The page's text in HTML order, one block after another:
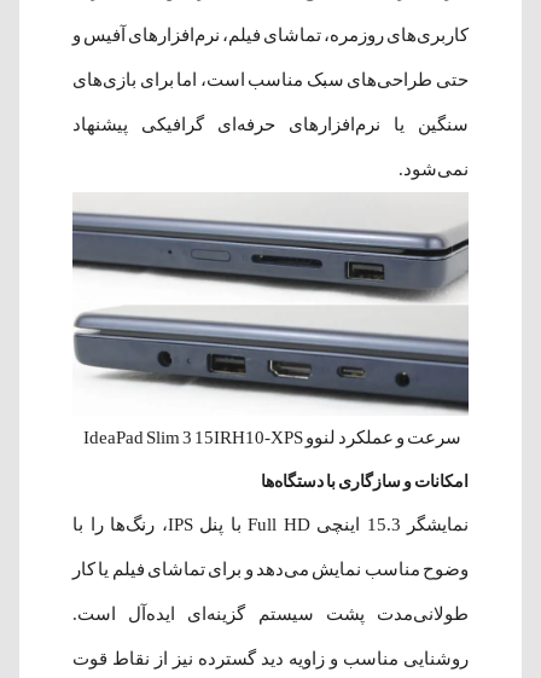
کاربری‌های روزمره، تماشای فیلم، نرم‌افزارهای آفیس و
حتی طراحی‌های سبک مناسب است، اما برای بازی‌های
سنگین یا نرم‌افزارهای حرفه‌ای گرافیکی پیشنهاد
نمی‌شود.
سرعت و عملکرد لنوو IdeaPad Slim 3 15IRH10-XPS
امکانات و سازگاری با دستگاه‌ها
نمایشگر 15.3 اینچی Full HD با پنل IPS، رنگ‌ها را با
وضوح مناسب نمایش می‌دهد و برای تماشای فیلم یا کار
طولانی‌مدت پشت سیستم گزینه‌ای ایده‌آل است.
روشنایی مناسب و زاویه دید گسترده نیز از نقاط قوت